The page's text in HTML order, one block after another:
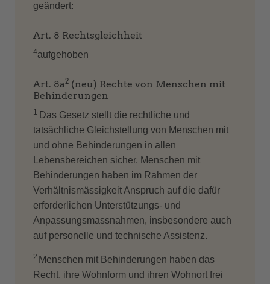
geändert:
Art. 8 Rechtsgleichheit
4aufgehoben
Art. 8a2 (neu) Rechte von Menschen mit
Behinderungen
1 Das Gesetz stellt die rechtliche und
tatsächliche Gleichstellung von Menschen mit
und ohne Behinderungen in allen
Lebensbereichen sicher. Menschen mit
Behinderungen haben im Rahmen der
Verhältnismässigkeit Anspruch auf die dafür
erforderlichen Unterstützungs- und
Anpassungsmassnahmen, insbesondere auch
auf personelle und technische Assistenz.
2 Menschen mit Behinderungen haben das
Recht, ihre Wohnform und ihren Wohnort frei